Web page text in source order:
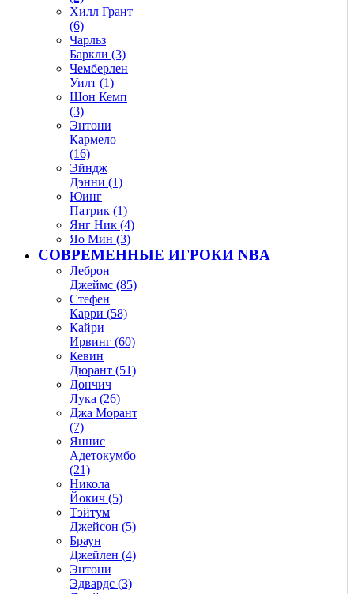
Хилл Грант
(6)
Чарльз
Баркли (3)
Чемберлен
Уилт (1)
Шон Кемп
(3)
Энтони
Кармело
(16)
Эйндж
Дэнни (1)
Юинг
Патрик (1)
Янг Ник (4)
Яо Мин (3)
СОВРЕМЕННЫЕ ИГРОКИ NBA
Леброн
Джеймс (85)
Стефен
Карри (58)
Кайри
Ирвинг (60)
Кевин
Дюрант (51)
Дончич
Лука (26)
Джа Морант
(7)
Яннис
Адетокумбо
(21)
Никола
Йокич (5)
Тэйтум
Джейсон (5)
Браун
Джейлен (4)
Энтони
Эдвардс (3)